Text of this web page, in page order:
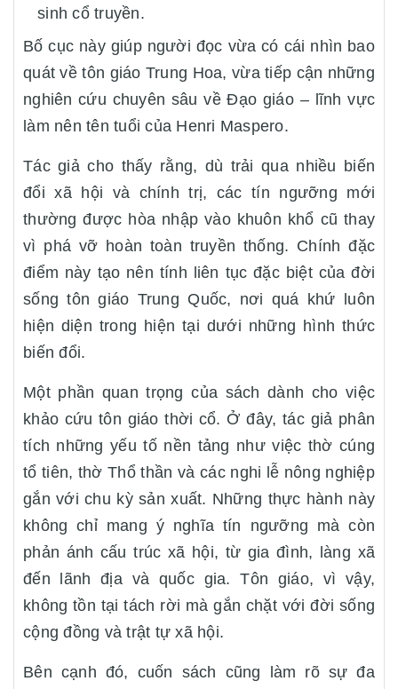
sinh cổ truyền.
Bố cục này giúp người đọc vừa có cái nhìn bao
quát về tôn giáo Trung Hoa, vừa tiếp cận những
nghiên cứu chuyên sâu về Đạo giáo – lĩnh vực
làm nên tên tuổi của Henri Maspero.
Tác giả cho thấy rằng, dù trải qua nhiều biến
đổi xã hội và chính trị, các tín ngưỡng mới
thường được hòa nhập vào khuôn khổ cũ thay
vì phá vỡ hoàn toàn truyền thống. Chính đặc
điểm này tạo nên tính liên tục đặc biệt của đời
sống tôn giáo Trung Quốc, nơi quá khứ luôn
hiện diện trong hiện tại dưới những hình thức
biến đổi.
Một phần quan trọng của sách dành cho việc
khảo cứu tôn giáo thời cổ. Ở đây, tác giả phân
tích những yếu tố nền tảng như việc thờ cúng
tổ tiên, thờ Thổ thần và các nghi lễ nông nghiệp
gắn với chu kỳ sản xuất. Những thực hành này
không chỉ mang ý nghĩa tín ngưỡng mà còn
phản ánh cấu trúc xã hội, từ gia đình, làng xã
đến lãnh địa và quốc gia. Tôn giáo, vì vậy,
không tồn tại tách rời mà gắn chặt với đời sống
cộng đồng và trật tự xã hội.
Bên cạnh đó, cuốn sách cũng làm rõ sự đa